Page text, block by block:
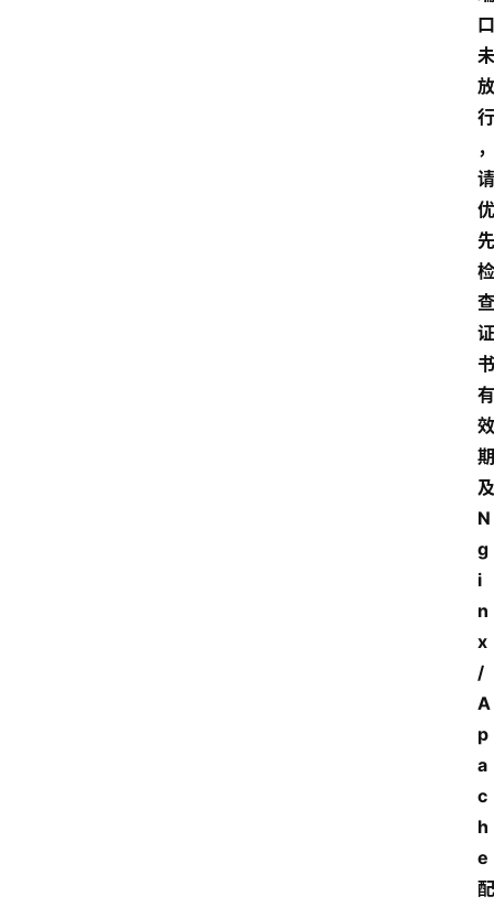
口
未
放
行
，
请
优
先
检
查
证
书
有
效
期
及
N
g
i
n
x
/
A
p
a
c
h
e
配